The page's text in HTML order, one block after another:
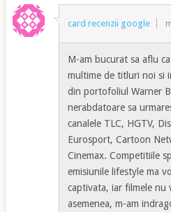
card recenzii google
M-am bucurat sa aflu
multime de titluri noi si
din portofoliul Warner
nerabdatoare sa
canalele TLC, HGTV,
Eurosport, Cartoon
Cinemax. Competitiile
emisiunile lifestyle ma
captivata, iar filmele nu
asemenea, m-am